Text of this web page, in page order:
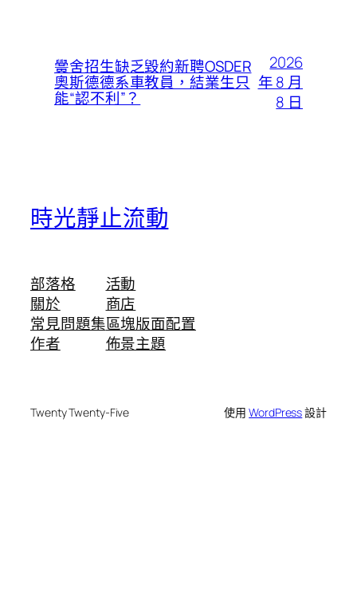
黌舍招生缺乏毀約新聘OSDER
奧斯德德系車教員，結業生只
能“認不利”？
2026
年 8 月
8 日
時光靜止流動
部落格
關於
常見問題集
作者
活動
商店
區塊版面配置
佈景主題
Twenty Twenty-Five 使用WordPress設計